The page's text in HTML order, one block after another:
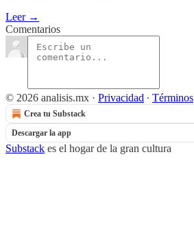
Leer →
Comentarios
© 2026 analisis.mx · Privacidad ∙ Términos
Crea tu Substack
Descargar la app
Substack es el hogar de la gran cultura